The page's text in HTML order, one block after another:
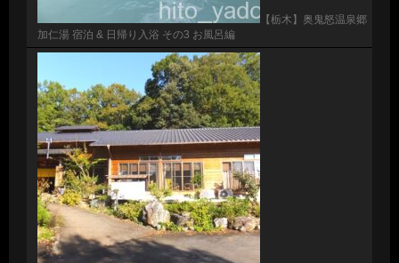
【栃木】奥鬼怒温泉郷
加仁湯 宿泊 & 日帰り入浴 その3 お風呂編